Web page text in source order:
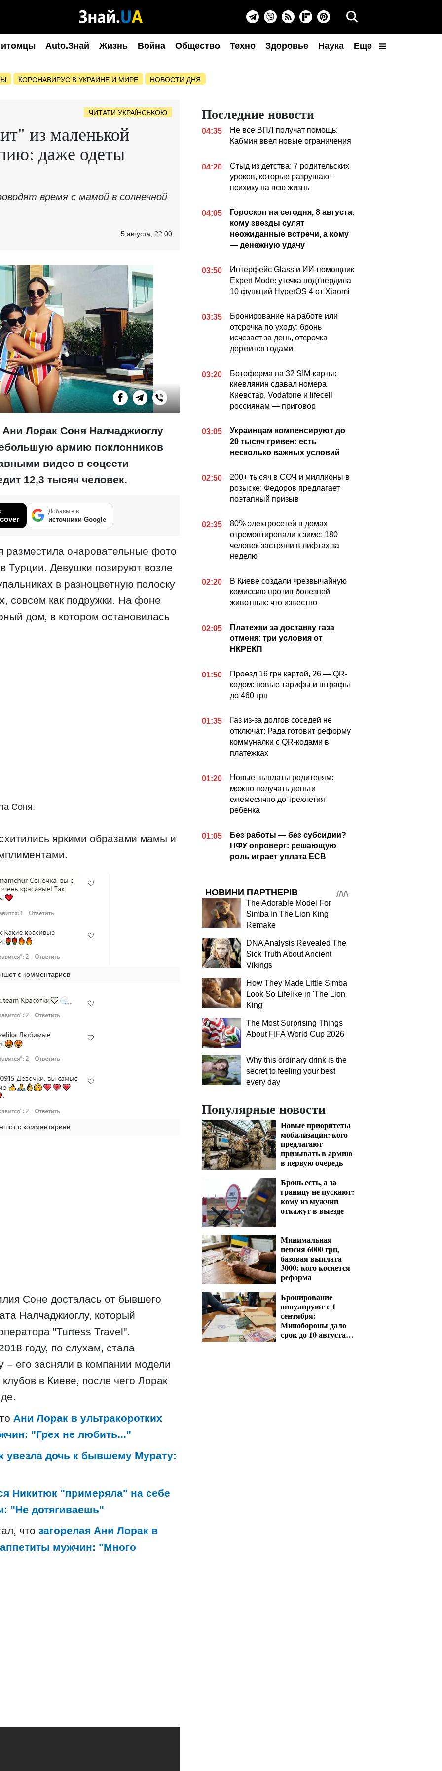
Auto.Знай Жизнь Война Общество Техно Здоровье Наука Еще
КОРОНАВИРУС В УКРАИНЕ И МИРЕ НОВОСТИ ДНЯ
ЧИТАТИ УКРАЇНСЬКОЮ
из маленькой
даже одеты
время с мамой в солнечной
5 августа, 22:00
Лорак Соня Налчаджиоглу
армию поклонников
видео в соцсети
12,3 тысяч человек.
Добавьте в
источники Google
разместила очаровательные фото
Турции. Девушки позируют возле
в разноцветную полоску
совсем как подружки. На фоне
дом, в котором остановилась
Соня.
яркими образами мамы и
с комментариев
с комментариев
Соне досталась от бывшего
Налчаджиоглу, который
"Turtess Travel".
году, по слухам, стала
– его засняли в компании модели
в Киеве, после чего Лорак
Ани Лорак в ультракоротких
"Грех не любить..."
увезла дочь к бывшему Мурату:
Никитюк "примеряла" на себе
"Не дотягиваешь"
что загорелая Ани Лорак в
мужчин: "Много
Последние новости
04:35
Не все ВПЛ получат помощь:
Кабмин ввел новые ограничения
04:20
Стыд из детства: 7 родительских
уроков, которые разрушают
психику на всю жизнь
04:05
Гороскоп на сегодня, 8 августа:
кому звезды сулят
неожиданные встречи, а кому
— денежную удачу
03:50
Интерфейс Glass и ИИ-помощник
Expert Mode: утечка подтвердила
10 функций HyperOS 4 от Xiaomi
03:35
Бронирование на работе или
отсрочка по уходу: бронь
исчезает за день, отсрочка
держится годами
03:20
Ботоферма на 32 SIM-карты:
киевлянин сдавал номера
Киевстар, Vodafone и lifecell
россиянам — приговор
03:05
Украинцам компенсируют до
20 тысяч гривен: есть
несколько важных условий
02:50
200+ тысяч в СОЧ и миллионы в
розыске: Федоров предлагает
поэтапный призыв
02:35
80% электросетей в домах
отремонтировали к зиме: 180
человек застряли в лифтах за
неделю
02:20
В Киеве создали чрезвычайную
комиссию против болезней
животных: что известно
02:05
Платежки за доставку газа
отменя: три условия от
НКРЕКП
01:50
Проезд 16 грн картой, 26 — QR-
кодом: новые тарифы и штрафы
до 460 грн
01:35
Газ из-за долгов соседей не
отключат: Рада готовит реформу
коммуналки с QR-кодами в
платежках
01:20
Новые выплаты родителям:
можно получать деньги
ежемесячно до трехлетия
ребенка
01:05
Без работы — без субсидии?
ПФУ опроверг: решающую
роль играет уплата ЕСВ
НОВИНИ ПАРТНЕРІВ
The Adorable Model For
Simba In The Lion King
Remake
DNA Analysis Revealed The
Sick Truth About Ancient
Vikings
How They Made Little Simba
Look So Lifelike in 'The Lion
King'
The Most Surprising Things
About FIFA World Cup 2026
Why this ordinary drink is the
secret to feeling your best
every day
Популярные новости
Новые приоритеты
мобилизации: кого
предлагают
призывать в армию
в первую очередь
Бронь есть, а за
границу не пускают:
кому из мужчин
откажут в выезде
Минимальная
пенсия 6000 грн,
базовая выплата
3000: кого коснется
реформа
Бронирование
аннулируют с 1
сентября:
Минобороны дало
срок до 10 августа